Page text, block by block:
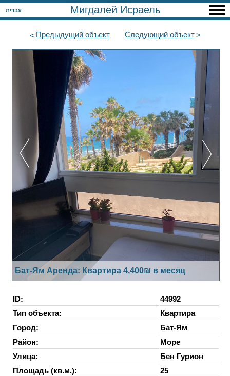
עברית Мигдалей Исраель
Предыдущийобъект Следующийобъект
Бат-Ям Аренда: Квартира 4,400₪ в месяц
ID:
44992
Тип объекта:
Квартира
Город:
Бат-Ям
Район:
Море
Улица:
Бен Гурион
Площадь (кв.м.):
25